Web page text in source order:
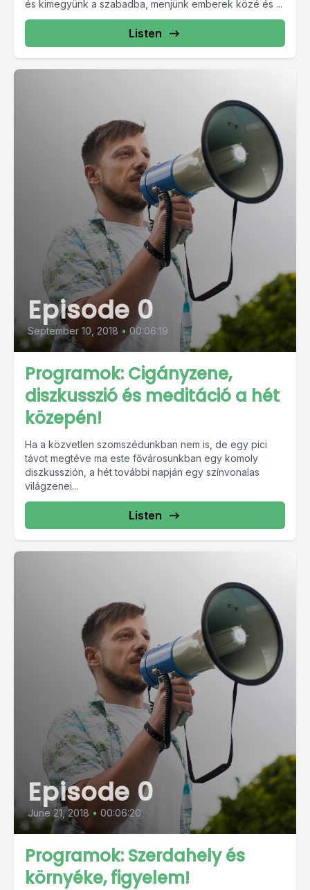
és kimegyünk a szabadba, menjünk emberek közé és ...
Listen
Episode 0
September 10, 2018 • 00:06:19
Programok: Cigányzene,
diszkusszió és meditáció a hét
közepén!
Ha a közvetlen szomszédunkban nem is, de egy pici
távot megtéve ma este fővárosunkban egy komoly
diszkusszión, a hét további napján egy színvonalas
világzenei...
Listen
Episode 0
June 21, 2018 • 00:06:20
Programok: Szerdahely és
környéke, figyelem!